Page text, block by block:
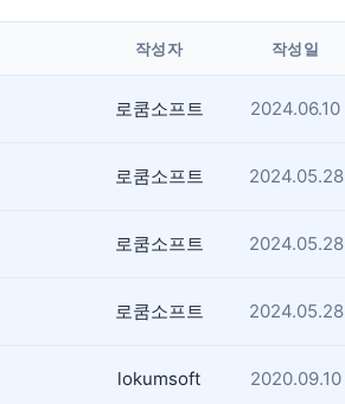
작성자 작성일
로쿰소프트 2024.06.10
로쿰소프트 2024.05.28
로쿰소프트 2024.05.28
로쿰소프트 2024.05.28
lokumsoft 2020.09.10